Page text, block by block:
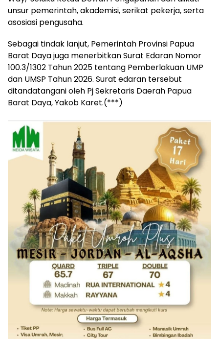
unsur pemerintah, akademisi, serikat pekerja, serta
asosiasi pengusaha.
Sebagai tindak lanjut, Pemerintah Provinsi Papua
Barat Daya juga menerbitkan Surat Edaran Nomor
100.3/1302 Tahun 2025 tentang Pemberlakuan UMP
dan UMSP Tahun 2026. Surat edaran tersebut
ditandatangani oleh Pj Sekretaris Daerah Papua
Barat Daya, Yakob Karet.(***)